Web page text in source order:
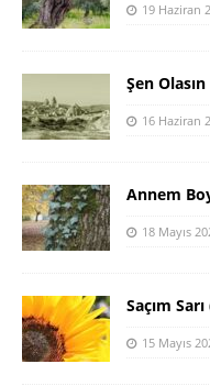
19 Haziran
Şen
16 Haziran
Annem
18 Mayıs
Saçım
15 Mayıs